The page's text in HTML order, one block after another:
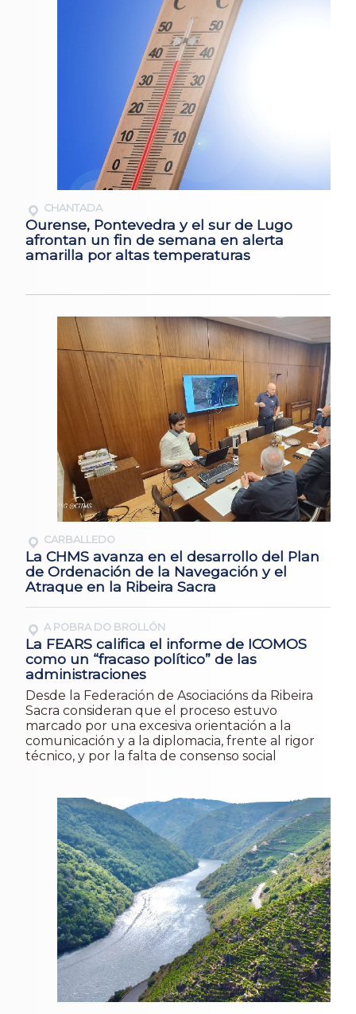
CHANTADA
Ourense, Pontevedra y el sur de Lugo
afrontan un fin de semana en alerta
amarilla por altas temperaturas
CARBALLEDO
La CHMS avanza en el desarrollo del Plan
de Ordenación de la Navegación y el
Atraque en la Ribeira Sacra
A POBRA DO BROLLÓN
La FEARS califica el informe de ICOMOS
como un “fracaso político” de las
administraciones
Desde la Federación de Asociacións da Ribeira
Sacra consideran que el proceso estuvo
marcado por una excesiva orientación a la
comunicación y a la diplomacia, frente al rigor
técnico, y por la falta de consenso social